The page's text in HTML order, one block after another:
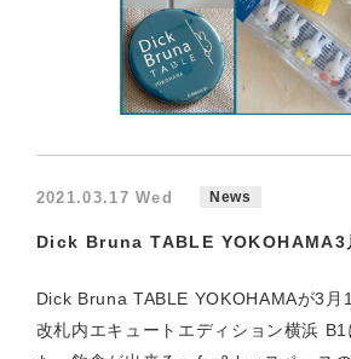
2021.03.17 Wed News
Dick Bruna TABLE YOKOHAMA3
Dick Bruna TABLE YOKOHAMAが3月
改札内エキュートエディション横浜 B1